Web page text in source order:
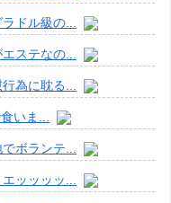
ドル級の...
ステなの...
為に耽る...
いま...
ボランテ...
ッッッッ...